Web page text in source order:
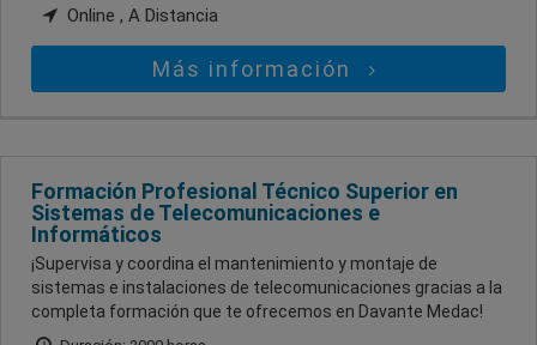
Online , A Distancia
Más información
Formación Profesional Técnico Superior en
Sistemas de Telecomunicaciones e
Informáticos
¡Supervisa y coordina el mantenimiento y montaje de
sistemas e instalaciones de telecomunicaciones gracias a la
completa formación que te ofrecemos en Davante Medac!